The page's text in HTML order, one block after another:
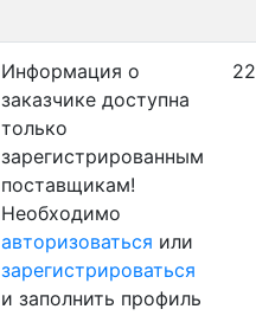
Информация о
заказчике доступна
только
зарегистрированным
поставщикам!
Необходимо
авторизоваться или
зарегистрироваться
и заполнить профиль